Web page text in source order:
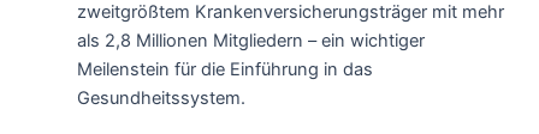
zweitgrößtem Krankenversicherungsträger mit mehr
als 2,8 Millionen Mitgliedern – ein wichtiger
Meilenstein für die Einführung in das
Gesundheitssystem.